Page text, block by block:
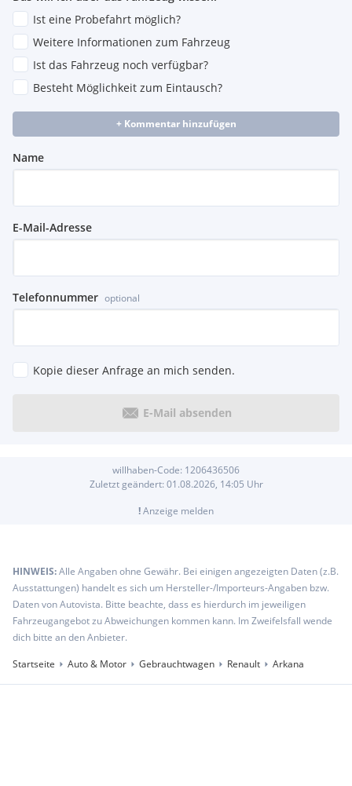
Ist eine Probefahrt möglich?
Weitere Informationen zum Fahrzeug
Ist das Fahrzeug noch verfügbar?
Besteht Möglichkeit zum Eintausch?
+ Kommentar hinzufügen
Name
E-Mail-Adresse
Telefonnummer optional
Kopie dieser Anfrage an mich senden.
E-Mail absenden
willhaben-Code: 1206436506
Zuletzt geändert: 01.08.2026, 14:05 Uhr
!Anzeige melden
HINWEIS:Alle Angaben ohne Gewähr. Bei einigen angezeigten Daten (z.B.
Ausstattungen) handelt es sich um Hersteller-/Importeurs-Angaben bzw.
Daten von Autovista. Bitte beachte, dass es hierdurch im jeweiligen
Fahrzeugangebot zu Abweichungen kommen kann. Im Zweifelsfall wende
dich bitte an den Anbieter.
Startseite
Auto & Motor Gebrauchtwagen Renault Arkana